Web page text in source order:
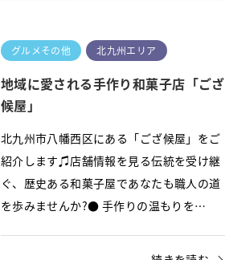
グルメその他 北九州エリア
地域に愛される手作り和菓子店「ござ
候屋」
北九州市八幡西区にある「ござ候屋」をご
紹介します♫店舗情報を見る伝統を受け継
ぐ、歴史ある和菓子屋であなたも職人の道
を歩みませんか?● 手作りの温もりを…